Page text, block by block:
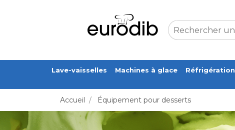
Lave-vaisselles Machines à glace Réfrigération
Accueil / Équipement pour desserts